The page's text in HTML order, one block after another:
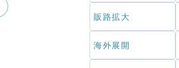
販路拡大
海外展開